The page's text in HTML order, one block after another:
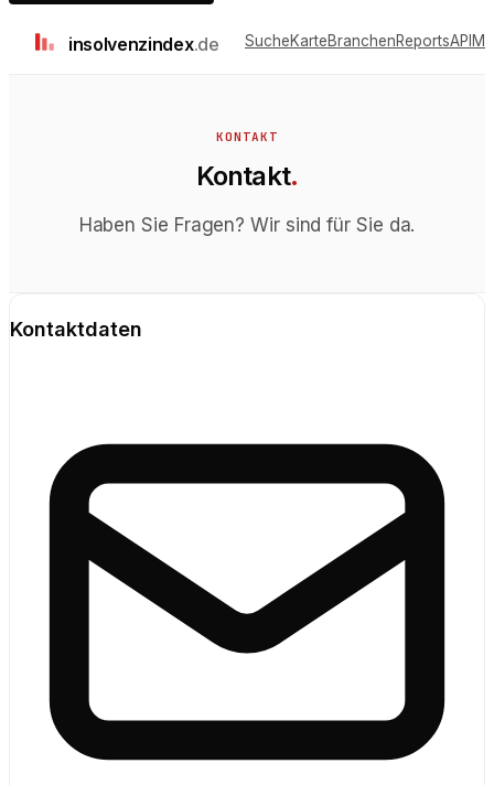
insolvenzindex.de SucheKarteBranchenReportsAPI
KONTAKT
Kontakt.
Haben Sie Fragen? Wir sind für Sie da.
Kontaktdaten